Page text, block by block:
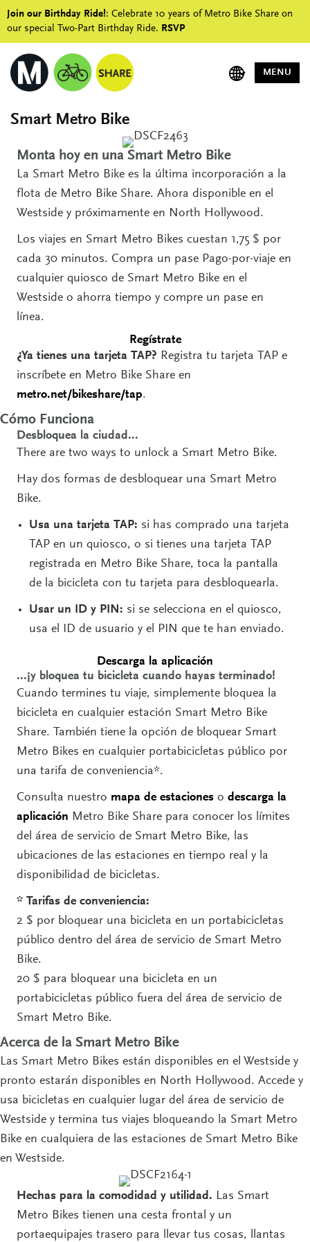
Join our Birthday Ride!: Celebrate 10 years of Metro Bike Share on
our special Two-Part Birthday Ride. RSVP
MENU
Smart Metro Bike
Monta hoy en una Smart Metro Bike
La Smart Metro Bike es la última incorporación a la
flota de Metro Bike Share. Ahora disponible en el
Westside y próximamente en North Hollywood.
Los viajes en Smart Metro Bikes cuestan 1,75 $ por
cada 30 minutos. Compra un pase Pago-por-viaje en
cualquier quiosco de Smart Metro Bike en el
Westside o ahorra tiempo y compre un pase en
línea.
Regístrate
¿Ya tienes una tarjeta TAP? Registra tu tarjeta TAP e
inscríbete en Metro Bike Share en
metro.net/bikeshare/tap.
Cómo Funciona
Desbloquea la ciudad...
There are two ways to unlock a Smart Metro Bike.
Hay dos formas de desbloquear una Smart Metro
Bike.
Usa una tarjeta TAP: si has comprado una tarjeta
TAP en un quiosco, o si tienes una tarjeta TAP
registrada en Metro Bike Share, toca la pantalla
de la bicicleta con tu tarjeta para desbloquearla.
Usar un ID y PIN: si se selecciona en el quiosco,
usa el ID de usuario y el PIN que te han enviado.
Descarga la aplicación
...¡y bloquea tu bicicleta cuando hayas terminado!
Cuando termines tu viaje, simplemente bloquea la
bicicleta en cualquier estación Smart Metro Bike
Share. También tiene la opción de bloquear Smart
Metro Bikes en cualquier portabicicletas público por
una tarifa de conveniencia*.
Consulta nuestro mapa de estaciones o descarga la
aplicación Metro Bike Share para conocer los límites
del área de servicio de Smart Metro Bike, las
ubicaciones de las estaciones en tiempo real y la
disponibilidad de bicicletas.
* Tarifas de conveniencia:
2 $ por bloquear una bicicleta en un portabicicletas
público dentro del área de servicio de Smart Metro
Bike.
20 $ para bloquear una bicicleta en un
portabicicletas público fuera del área de servicio de
Smart Metro Bike.
Acerca de la Smart Metro Bike
Las Smart Metro Bikes están disponibles en el Westside y
pronto estarán disponibles en North Hollywood. Accede y
usa bicicletas en cualquier lugar del área de servicio de
Westside y termina tus viajes bloqueando la Smart Metro
Bike en cualquiera de las estaciones de Smart Metro Bike
en Westside.
Hechas para la comodidad y utilidad. Las Smart
Metro Bikes tienen una cesta frontal y un
portaequipajes trasero para llevar tus cosas, llantas